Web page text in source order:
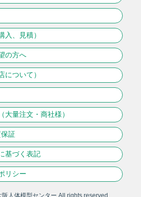
入、見積）
の方へ
について）
大量注文・商社様）
証
基づく表記
リシー
阪人体模型センター All rights reserved.